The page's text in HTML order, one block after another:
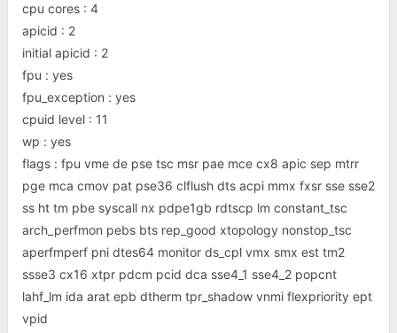
cpu cores : 4
apicid : 2
initial apicid : 2
fpu : yes
fpu_exception : yes
cpuid level : 11
wp : yes
flags : fpu vme de pse tsc msr pae mce cx8 apic sep mtrr
pge mca cmov pat pse36 clflush dts acpi mmx fxsr sse sse2
ss ht tm pbe syscall nx pdpe1gb rdtscp lm constant_tsc
arch_perfmon pebs bts rep_good xtopology nonstop_tsc
aperfmperf pni dtes64 monitor ds_cpl vmx smx est tm2
ssse3 cx16 xtpr pdcm pcid dca sse4_1 sse4_2 popcnt
lahf_lm ida arat epb dtherm tpr_shadow vnmi flexpriority ept
vpid